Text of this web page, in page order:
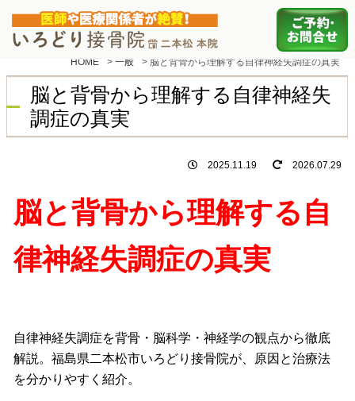
HOME >一般 > 脳と背骨から理解する自律神経失調症の真実
脳と背骨から理解する自律神経失
調症の真実
2025.11.19 2026.07.29
脳と背骨から理解する自
律神経失調症の真実
自律神経失調症を背骨・脳科学・神経学の観点から徹底
解説。 福島県二本松市いろどり接骨院が、
原因と治療法
を分かりやすく紹介。